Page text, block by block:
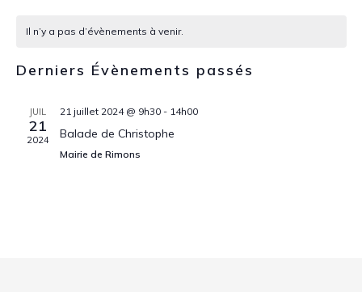
date.
Calendrier
de
Évènements
Il n’y a pas d’évènements à venir.
Derniers Évènements passés
JUIL
21
2024
21 juillet 2024 @ 9h30- 14h00
Balade de Christophe
Mairie de Rimons